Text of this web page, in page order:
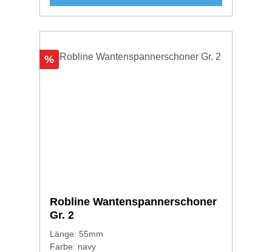
Rabatt
%
Robline Wantenspannerschoner
Gr. 2
Länge: 55mm
Farbe: navy